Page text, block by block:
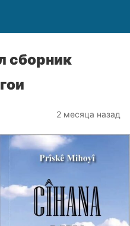
сборник
2 месяца назад